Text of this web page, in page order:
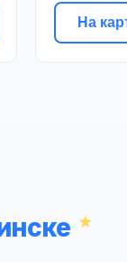
На